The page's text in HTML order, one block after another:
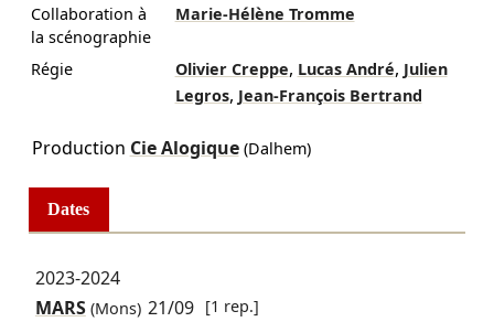
Collaboration à
la scénographie
Marie-Hélène Tromme
Régie Olivier Creppe, Lucas André, Julien
Legros, Jean-François Bertrand
Production Cie Alogique(Dalhem)
Dates
2023-2024
MARS(Mons) 21/09 [1 rep.]